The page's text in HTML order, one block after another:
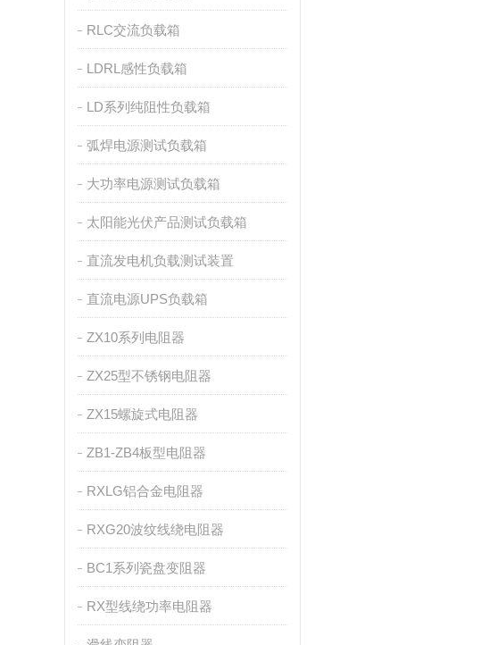
RLC交流负载箱
LDRL感性负载箱
LD系列纯阻性负载箱
弧焊电源测试负载箱
大功率电源测试负载箱
太阳能光伏产品测试负载箱
直流发电机负载测试装置
直流电源UPS负载箱
ZX10系列电阻器
ZX25型不锈钢电阻器
ZX15螺旋式电阻器
ZB1-ZB4板型电阻器
RXLG铝合金电阻器
RXG20波纹线绕电阻器
BC1系列瓷盘变阻器
RX型线绕功率电阻器